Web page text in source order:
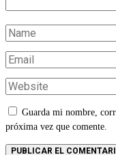
Guarda mi nombre,
próxima vez que comente.